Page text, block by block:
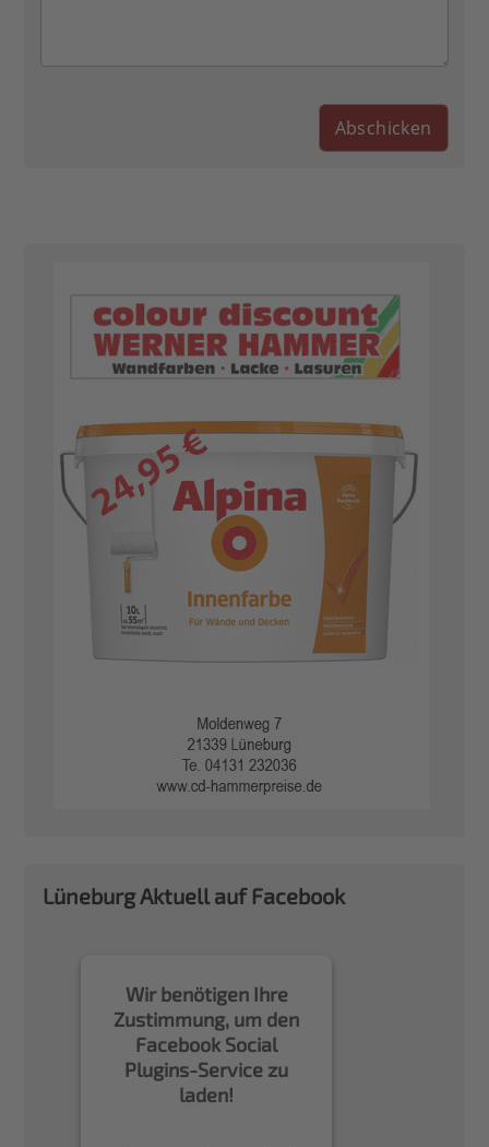
Lüneburg Aktuell auf Facebook
Wir benötigen Ihre
Zustimmung, um den
Facebook Social
Plugins-Service zu
laden!